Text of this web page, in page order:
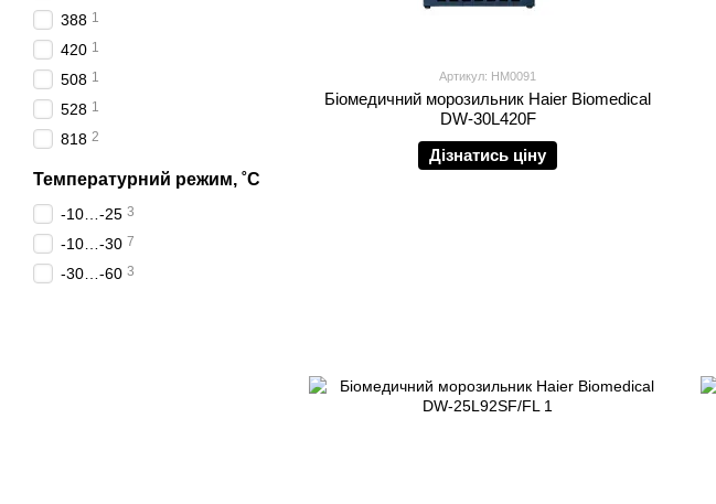
Артикул: HM0091
Біомедичний морозильник Haier Biomedical
DW-30L420F
Дізнатись ціну
388 1
420 1
508 1
528 1
818 2
Температурний режим, ˚С
-10…-25 3
-10…-30 7
-30…-60 3